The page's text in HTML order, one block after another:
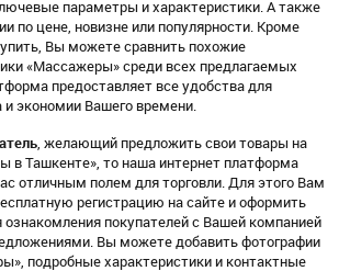
параметры и характеристики. А также
по цене, новизне или популярности. Кроме
Вы можете сравнить похожие
«Массажеры» среди всех предлагаемых
предоставляет все удобства для
и экономии Вашего времени.
, желающий предложить свои товары на
в Ташкенте», то наша интернет платформа
отличным полем для торговли. Для этого Вам
регистрацию на сайте и оформить
покупателей с Вашей компанией
Вы можете добавить фотографии
подробные характеристики и контактные